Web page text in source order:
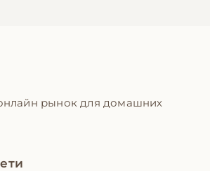
рынок для домашних